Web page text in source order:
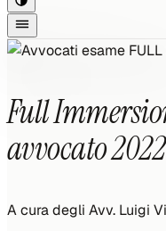
Full
avvocato 2022
A cura degli Avv. Luigi